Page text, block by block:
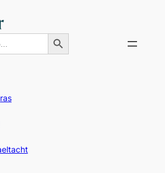
Search Button